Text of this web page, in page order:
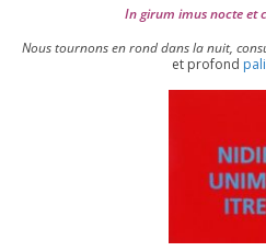
In girum imus nocte et
Nous tour­nons en rond dans la nuit,
et pro­fond